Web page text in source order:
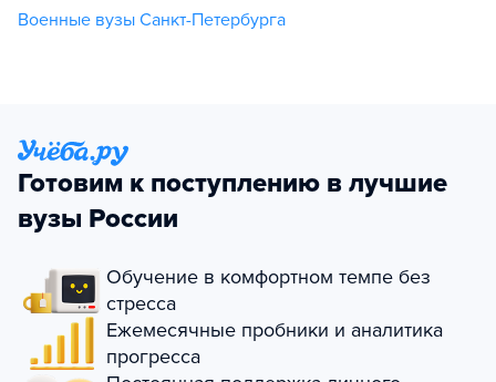
Военные вузы Санкт-Петербурга
Готовим к поступлению в лучшие
вузы России
Обучение в комфортном темпе без
стресса
Ежемесячные пробники и аналитика
прогресса